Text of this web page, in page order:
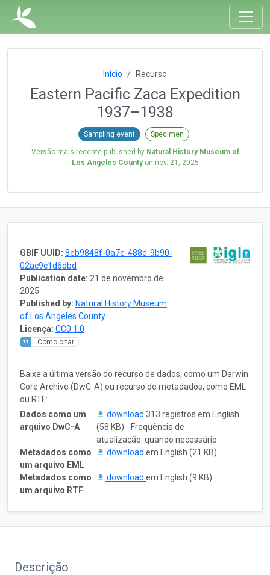
Início Recurso
Eastern Pacific Zaca Expedition
1937–1938
Sampling event Specimen
Versão mais recente published by Natural History Museum of
Los Angeles Countyon nov. 21, 2025
GBIF UUID: 8eb9848f-0a7e-488d-9b90-
02ac9c1d6dbd
Publication date: 21 de novembro de
2025
Published by: Natural History Museum
of Los Angeles County
Licença: CC0 1.0
Como citar
Baixe a última versão do recurso de dados, como um Darwin
Core Archive (DwC-A) ou recurso de metadados, como EML
ou RTF:
Dados como um
arquivo DwC-A
download 313 registros em English
(58 KB) - Frequência de
atualização: quando necessário
Metadados como
um arquivo EML
download em English (21 KB)
Metadados como
um arquivo RTF
download em English (9 KB)
Descrição